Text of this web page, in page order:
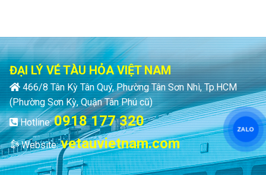
ĐẠI LÝ VÉ TÀU HỎA VIỆT NAM
466/8 Tân Kỳ Tân Quý, Phường Tân Sơn Nhì, Tp.HCM
(Phường Sơn Kỳ, Quận Tân Phú cũ)
Hotline:0918 177 320
Website:vetauvietnam.com
ZALO